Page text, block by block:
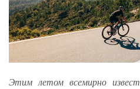
Этим летом всемирно